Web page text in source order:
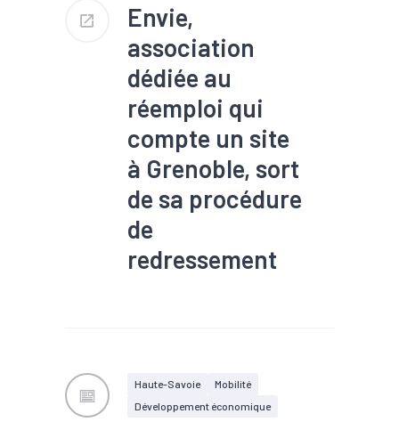
Envie,
association
dédiée au
réemploi qui
compte un site
à Grenoble, sort
de sa procédure
de
redressement
d’activité de l’association
structure était sous le coup
Haute-Savoie
Mobilité
Développement économique